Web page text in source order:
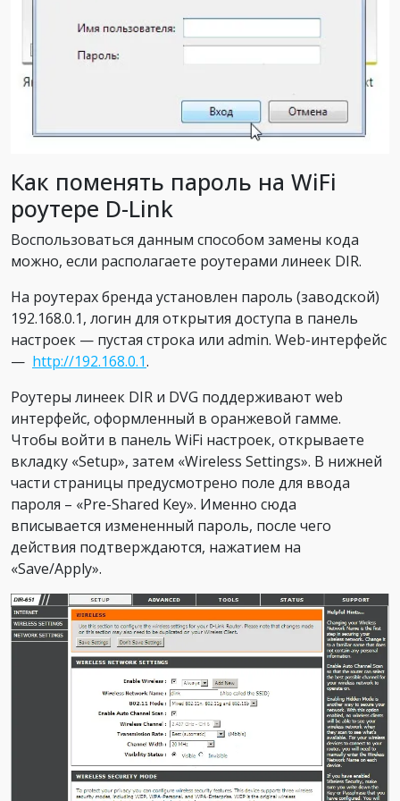
Как поменять пароль на WiFi
роутере D-Link
Воспользоваться данным способом замены кода
можно, если располагаете роутерами линеек DIR.
На роутерах бренда установлен пароль (заводской)
192.168.0.1, логин для открытия доступа в панель
настроек — пустая строка или admin. Web-интерфейс
— http://192.168.0.1.
Роутеры линеек DIR и DVG поддерживают web
интерфейс, оформленный в оранжевой гамме.
Чтобы войти в панель WiFi настроек, открываете
вкладку «Setup», затем «Wireless Settings». В нижней
части страницы предусмотрено поле для ввода
пароля – «Pre-Shared Key». Именно сюда
вписывается измененный пароль, после чего
действия подтверждаются, нажатием на
«Save/Apply».